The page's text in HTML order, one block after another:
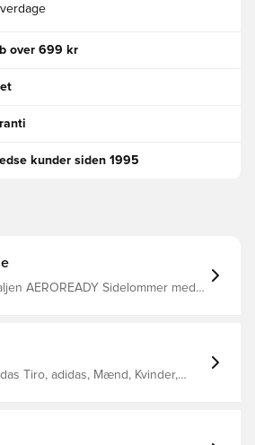
over 699 kr
kunder siden 1995
AEROREADY Sidelommer med
Tiro, adidas, Mænd, Kvinder,